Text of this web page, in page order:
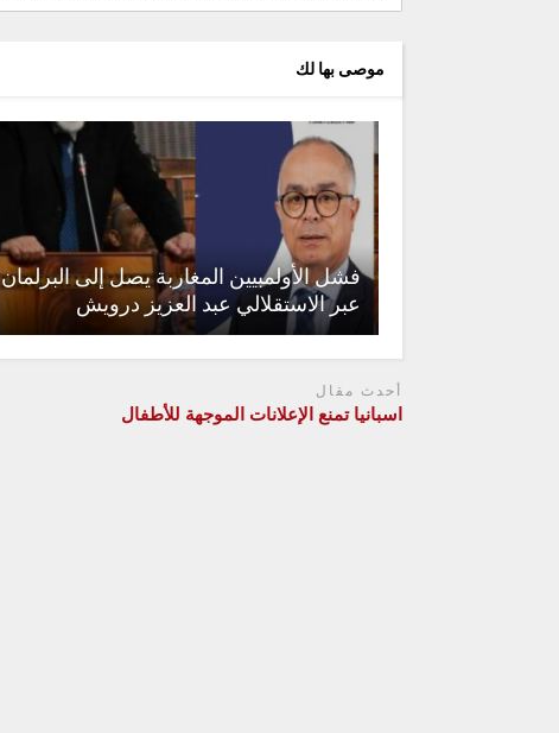
موصى بها لك
فشل الأولمبيين المغاربة يصل إلى البرلمان
عبر الاستقلالي عبد العزيز درويش
أحدث مقال
اسبانيا تمنع الإعلانات الموجهة للأطفال